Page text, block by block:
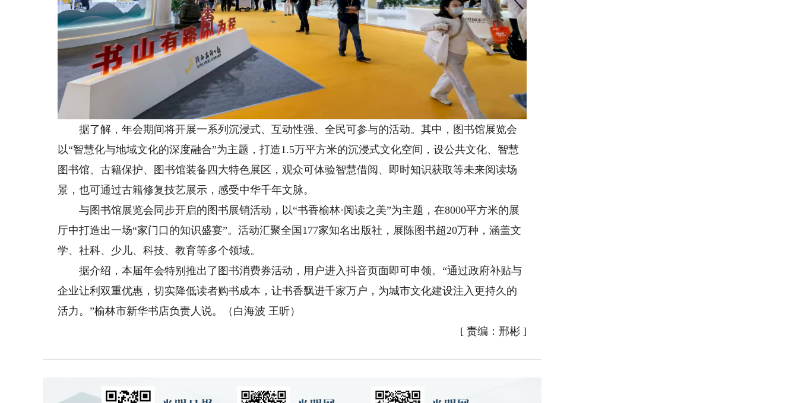
据了解，年会期间将开展一系列沉浸式、互动性强、全民可参与的活动。其中，图书馆展览会
以“智慧化与地域文化的深度融合”为主题，打造1.5万平方米的沉浸式文化空间，设公共文化、智慧
图书馆、古籍保护、图书馆装备四大特色展区，观众可体验智慧借阅、即时知识获取等未来阅读场
景，也可通过古籍修复技艺展示，感受中华千年文脉。
与图书馆展览会同步开启的图书展销活动，以“书香榆林·阅读之美”为主题，在8000平方米的展
厅中打造出一场“家门口的知识盛宴”。活动汇聚全国177家知名出版社，展陈图书超20万种，涵盖文
学、社科、少儿、科技、教育等多个领域。
据介绍，本届年会特别推出了图书消费券活动，用户进入抖音页面即可申领。“通过政府补贴与
企业让利双重优惠，切实降低读者购书成本，让书香飘进千家万户，为城市文化建设注入更持久的
活力。”榆林市新华书店负责人说。（白海波 王昕）
[ 责编：邢彬 ]